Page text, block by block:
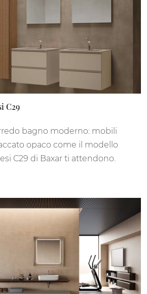
C29
bagno moderno: mobili
opaco come il modello
C29 di Baxar ti attendono.